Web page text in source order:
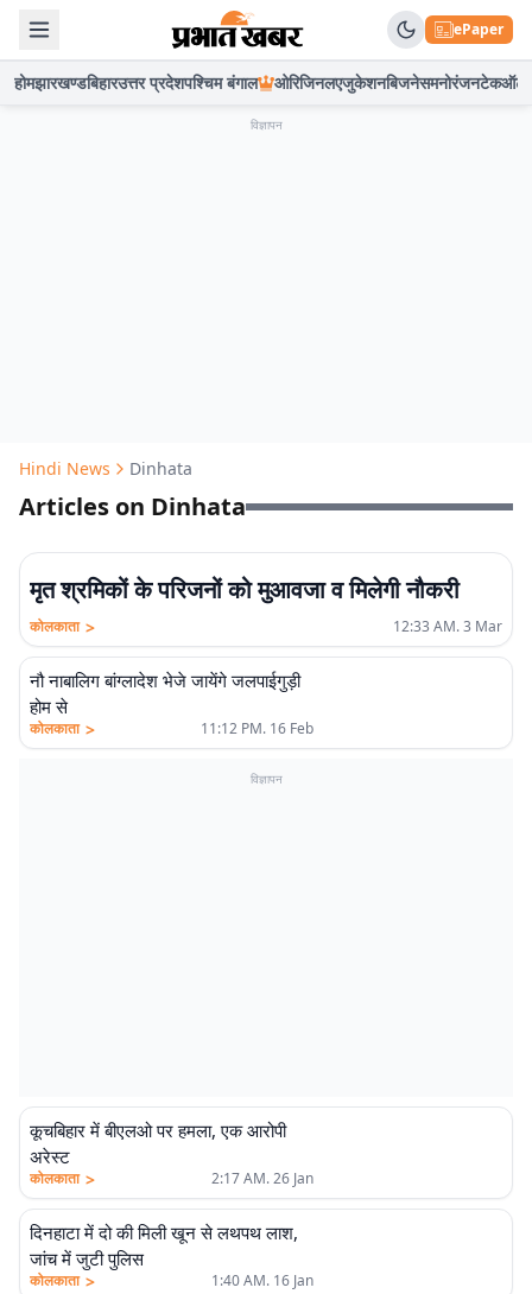
ePaper
होमझारखण्डबिहारउत्तर प्रदेशपश्चिम बंगाल ओरिजिनलएजुकेशनबिजनेसमनोरंजनटेकऑटो
विज्ञापन
Hindi News Dinhata
Articles on Dinhata
मृत श्रमिकों के परिजनों को मुआवजा व मिलेगी नौकरी
कोलकाता > 12:33 AM. 3 Mar
नौ नाबालिग बांग्लादेश भेजे जायेंगे जलपाईगुड़ी
होम से
कोलकाता > 11:12 PM. 16 Feb
विज्ञापन
कूचबिहार में बीएलओ पर हमला, एक आरोपी
अरेस्ट
कोलकाता > 2:17 AM. 26 Jan
दिनहाटा में दो की मिली खून से लथपथ लाश,
जांच में जुटी पुलिस
कोलकाता > 1:40 AM. 16 Jan